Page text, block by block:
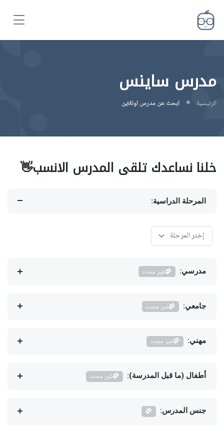
مدرس ساينس
الرئيسية ابحث عن مدرس اونلاين
خلنا نساعدك تلقى المدرس الانسب👋
المرحلة الدراسية:
مدرسي: غير محدد
جامعي: غير محدد
مهني: غير محدد
أطفال (ما قبل المدرسة): غير محدد
جنس المدرس: